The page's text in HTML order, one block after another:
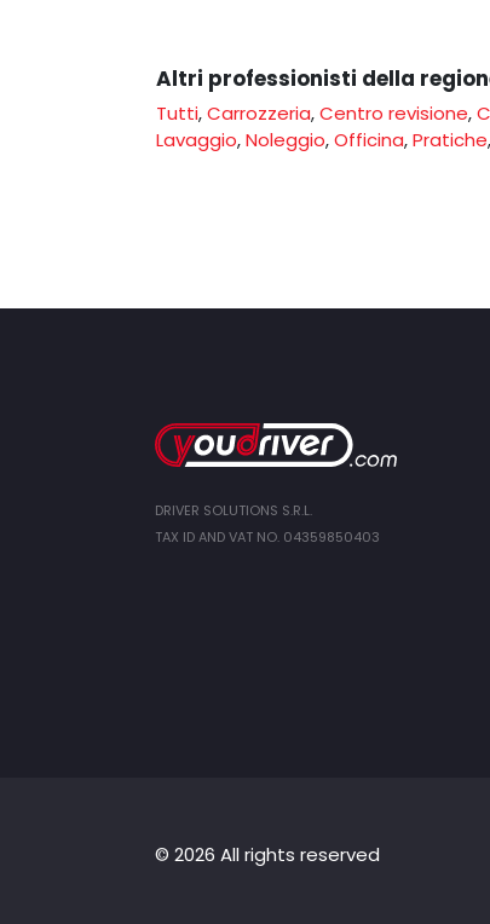
Altri professionisti della
Tutti,Carrozzeria,Centro revisione,
Lavaggio,Noleggio,Officina,Pratiche,
DRIVER SOLUTIONS S.R.L.
TAX ID AND VAT NO. 04359850403
© 2026 All rights reserved